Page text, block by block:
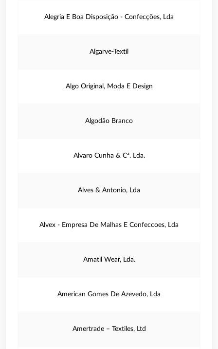
Alegria E Boa Disposição - Confecções, Lda
Algarve-Textil
Algo Original, Moda E Design
Algodão Branco
Alvaro Cunha & Cª. Lda.
Alves & Antonio, Lda
Alvex - Empresa De Malhas E Confeccoes, Lda
Amatil Wear, Lda.
American Gomes De Azevedo, Lda
Amertrade – Textiles, Ltd